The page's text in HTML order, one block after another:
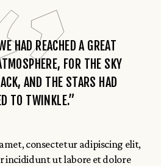
HAD REACHED A GREAT
FOR THE SKY
AND THE STARS HAD
TO TWINKLE.”
consectetur adipiscing elit,
incididunt ut labore et dolore